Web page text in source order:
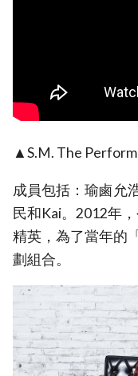
▲S.M. The
成員包括：瑜鹵允
民和Kai。2012年
精英，為了當年的
劃組合。